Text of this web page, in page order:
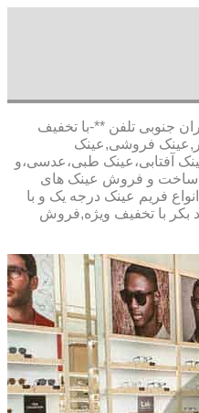
بیست متری گلستان شعبه 2 :تهران شهران جنوبی تلفن **-با تخفیف
17شهریور,عینک فروشی,عینک
آفتابی،عینک طبی،عدسی،و
روز برای کودکان،نوزادان و بزرگسالان.شامل عینک طبی مردانه و زنانه و عینک های آفتابی مردانه و زنانه می باشد 17شهریور,ساخت و فروش عینک های
و تک انواع عینک آفتابی و طبی و انواع فریم عینک درجه یک و با
بکر با تخفیف ویژه,فروش